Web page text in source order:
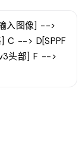
入图像] -->
C --> D[SPPF
头部] F -->